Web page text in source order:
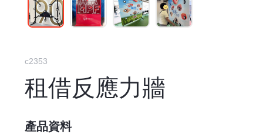
c2353
租借反應力牆
產品資料